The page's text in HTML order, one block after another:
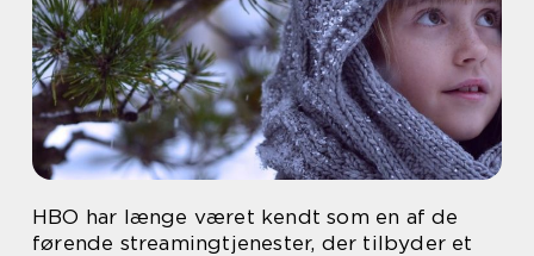
HBO har længe været kendt som en af de
førende streamingtjenester, der tilbyder et